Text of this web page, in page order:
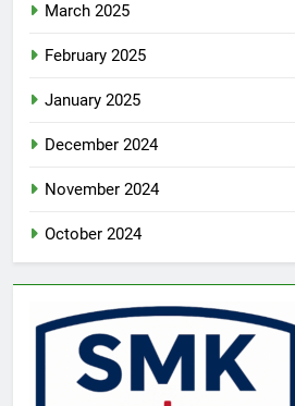
March 2025
February 2025
January 2025
December 2024
November 2024
October 2024